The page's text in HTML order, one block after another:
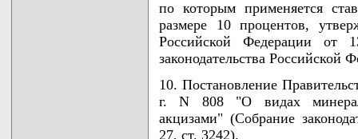
по которым применяется
размере 10 процентов,
Российской Федерации от
законодательства Российской
10. Постановление
г. N 808 "О видах
акцизами" (Собрание
27, ст. 3242).